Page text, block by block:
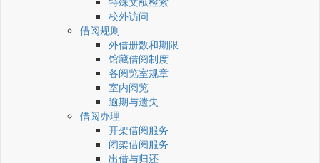
校外访问
借阅规则
外借册数和期限
馆藏借阅制度
各阅览室规章
室内阅览
逾期与遗失
借阅办理
开架借阅服务
闭架借阅服务
出借与归还